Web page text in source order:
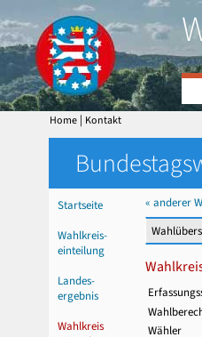
Home | Kontakt
Startseite
Wahlkreis-
einteilung
Landes-
ergebnis
Wahlkreis
« anderer
Wähler